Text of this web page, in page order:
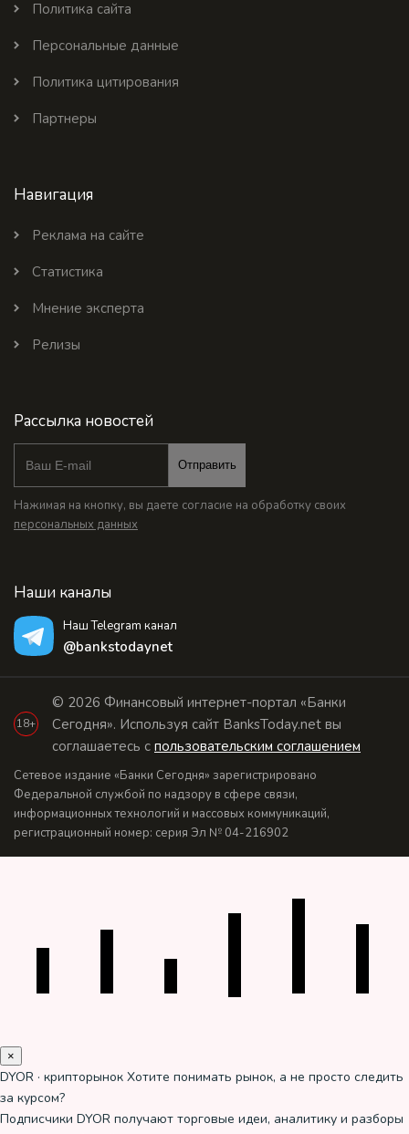
Политика сайта
Персональные данные
Политика цитирования
Партнеры
Навигация
Реклама на сайте
Статистика
Мнение эксперта
Релизы
Рассылка новостей
Отправить
Нажимая на кнопку, вы даете согласие на обработку своих
персональных данных
Наши каналы
Наш Telegram канал
@bankstodaynet
18+
© 2026 Финансовый интернет-портал «Банки
Сегодня». Используя сайт BanksToday.net вы
соглашаетесь с пользовательским соглашением
Сетевое издание «Банки Сегодня» зарегистрировано
Федеральной службой по надзору в сфере связи,
информационных технологий и массовых коммуникаций,
регистрационный номер: серия Эл № 04-216902
×
DYOR · крипторынок Хотите понимать рынок, а не просто следить
за курсом?
Подписчики DYOR получают торговые идеи, аналитику и разборы